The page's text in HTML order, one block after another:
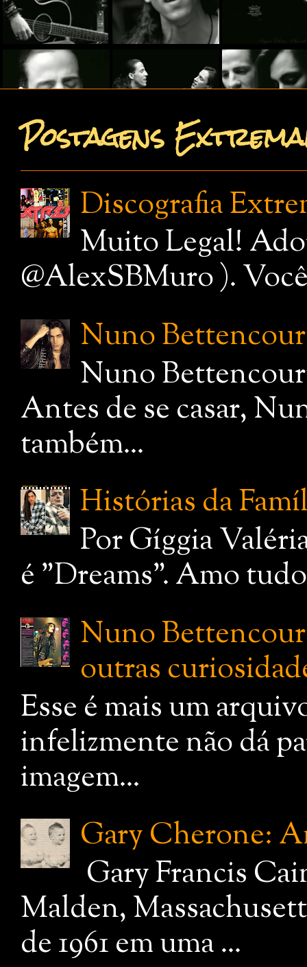
Postagens
Discografia
Muito Legal!
@AlexSBMuro ).
Nuno
Nuno
Antes de se casar,
também...
Histórias da
Por Gíggia
é "Dreams". Amo
Nuno
outras
Esse é mais um
infelizmente não dá
imagem...
Gary Cherone:
Gary Francis
Malden,
de 1961 em uma ...